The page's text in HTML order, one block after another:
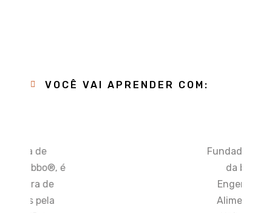
VOCÊ VAI APRENDER COM:
é
Fundador e Diretor
da bbo®, é
Engenheiro de
Alimentos pela